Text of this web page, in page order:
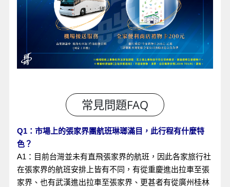
Q1：市場上的張家界團航班琳瑯滿目，此行程有什麼特
色？
A1：目前台灣並未有直飛張家界的航班，因此各家旅行社
在張家界的航班安排上皆有不同，有從重慶進出拉車至張
家界、也有武漢進出拉車至張家界、更甚者有從廣州桂林